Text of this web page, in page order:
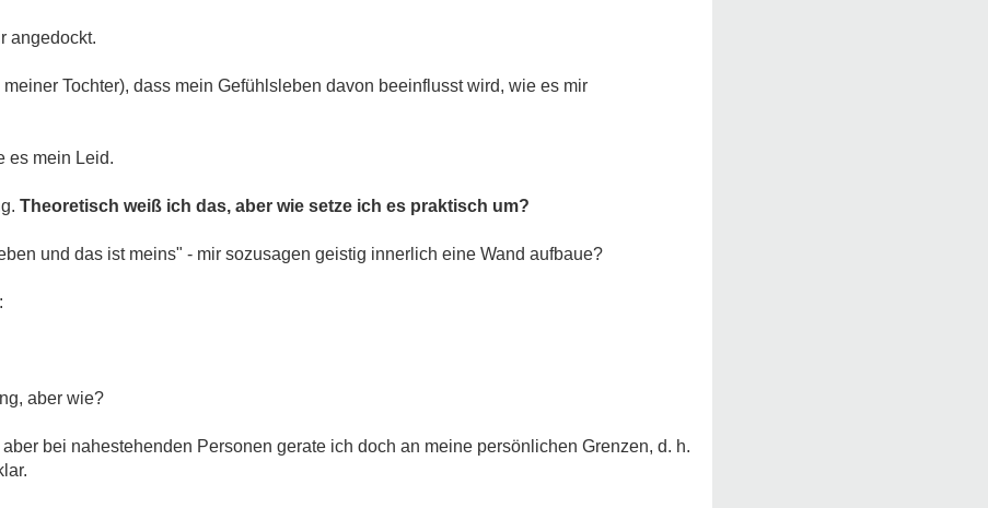
angedockt.
Tochter), dass mein Gefühlsleben davon beeinflusst wird, wie es mir
es mein Leid.
Theoretisch weiß ich das, aber wie setze ich es praktisch um?
und das ist meins" - mir sozusagen geistig innerlich eine Wand aufbaue?
aber wie?
bei nahestehenden Personen gerate ich doch an meine persönlichen Grenzen, d. h.